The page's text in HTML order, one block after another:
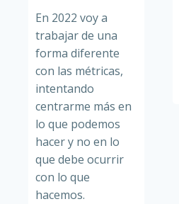
En 2022 voy a
trabajar de una
forma diferente
con las métricas,
intentando
centrarme más en
lo que podemos
hacer y no en lo
que debe ocurrir
con lo que
hacemos.